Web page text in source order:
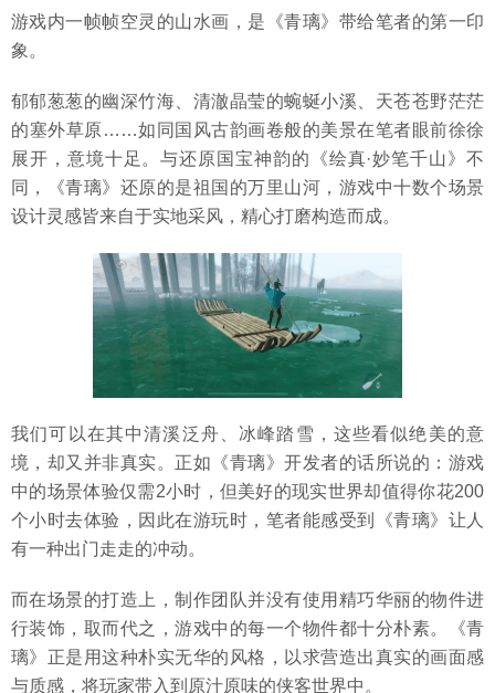
游戏内一帧帧空灵的山水画，是《青璃》带给笔者的第一印
象。
郁郁葱葱的幽深竹海、清澈晶莹的蜿蜒小溪、天苍苍野茫茫
的塞外草原……如同国风古韵画卷般的美景在笔者眼前徐徐
展开，意境十足。与还原国宝神韵的《绘真·妙笔千山》不
同，《青璃》还原的是祖国的万里山河，游戏中十数个场景
设计灵感皆来自于实地采风，精心打磨构造而成。
我们可以在其中清溪泛舟、冰峰踏雪，这些看似绝美的意
境，却又并非真实。正如《青璃》开发者的话所说的：游戏
中的场景体验仅需2小时，但美好的现实世界却值得你花200
个小时去体验，因此在游玩时，笔者能感受到《青璃》让人
有一种出门走走的冲动。
而在场景的打造上，制作团队并没有使用精巧华丽的物件进
行装饰，取而代之，游戏中的每一个物件都十分朴素。《青
璃》正是用这种朴实无华的风格，以求营造出真实的画面感
与质感，将玩家带入到原汁原味的侠客世界中。